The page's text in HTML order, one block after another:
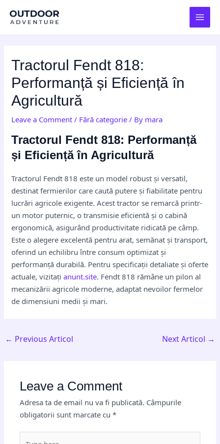
Tractorul Fendt 818:
Performanță și Eficiență în
Agricultură
Leave a Comment / Fără categorie / By mara
Tractorul Fendt 818: Performanță
și Eficiență în Agricultură
Tractorul Fendt 818 este un model robust și versatil,
destinat fermierilor care caută putere și fiabilitate pentru
lucrări agricole exigente. Acest tractor se remarcă printr-
un motor puternic, o transmisie eficientă și o cabină
ergonomică, asigurând productivitate ridicată pe câmp.
Este o alegere excelentă pentru arat, semănat și transport,
oferind un echilibru între consum optimizat și
performanță durabilă. Pentru specificații detaliate și oferte
actuale, vizitațianunt.site. Fendt 818 rămâne un pilon al
mecanizării agricole moderne, adaptat nevoilor fermelor
de dimensiuni medii și mari.
navigation
← Previous Articol Next Articol →
Leave a Comment
Adresa ta de email nu va fi publicată. Câmpurile
obligatorii sunt marcate cu*